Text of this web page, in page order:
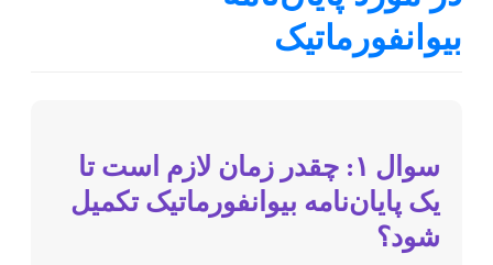
سوال ۱: چقدر زمان لازم است تا
یک پایان‌نامه بیوانفورماتیک تکمیل
شود؟